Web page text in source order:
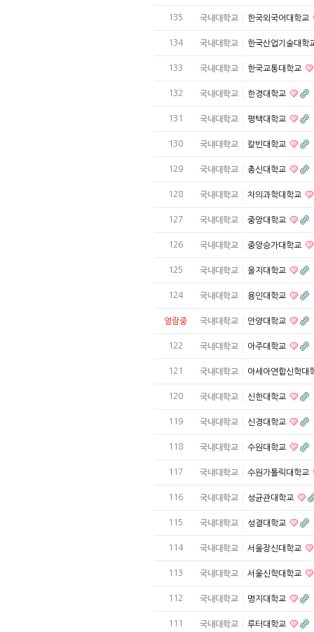
135 국내대학교 한국외국어대학교
134 국내대학교 한국산업기술대학
133 국내대학교 한국교통대학교
132 국내대학교 한경대학교
131 국내대학교 평택대학교
130 국내대학교 칼빈대학교
129 국내대학교 총신대학교
128 국내대학교 차의과학대학교
127 국내대학교 중앙대학교
126 국내대학교 중앙승가대학교
125 국내대학교 을지대학교
124 국내대학교 용인대학교
열람중 국내대학교 안양대학교
122 국내대학교 아주대학교
121 국내대학교 아세아연합신학대
120 국내대학교 신한대학교
119 국내대학교 신경대학교
118 국내대학교 수원대학교
117 국내대학교 수원가톨릭대학교
116 국내대학교 성균관대학교
115 국내대학교 성결대학교
114 국내대학교 서울장신대학교
113 국내대학교 서울신학대학교
112 국내대학교 명지대학교
111 국내대학교 루터대학교